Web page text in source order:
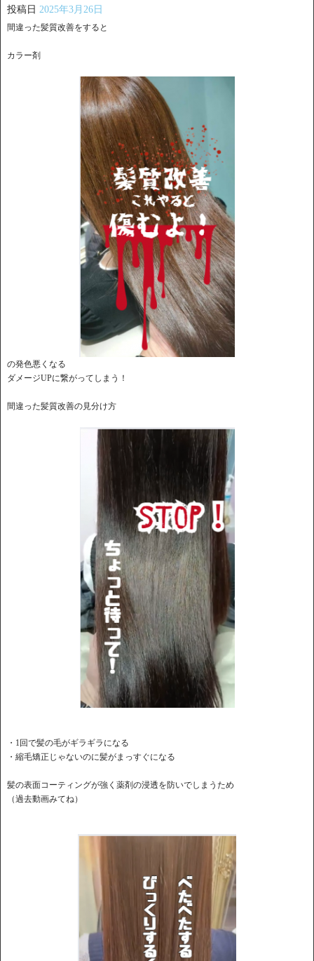
投稿日 2025年3月26日
間違った髪質改善をすると
カラー剤
の発色悪くなる
ダメージUPに繋がってしまう！
間違った髪質改善の見分け方
・1回で髪の毛がギラギラになる
・縮毛矯正じゃないのに髪がまっすぐになる
髪の表面コーティングが強く薬剤の浸透を防いでしまうため
（過去動画みてね）